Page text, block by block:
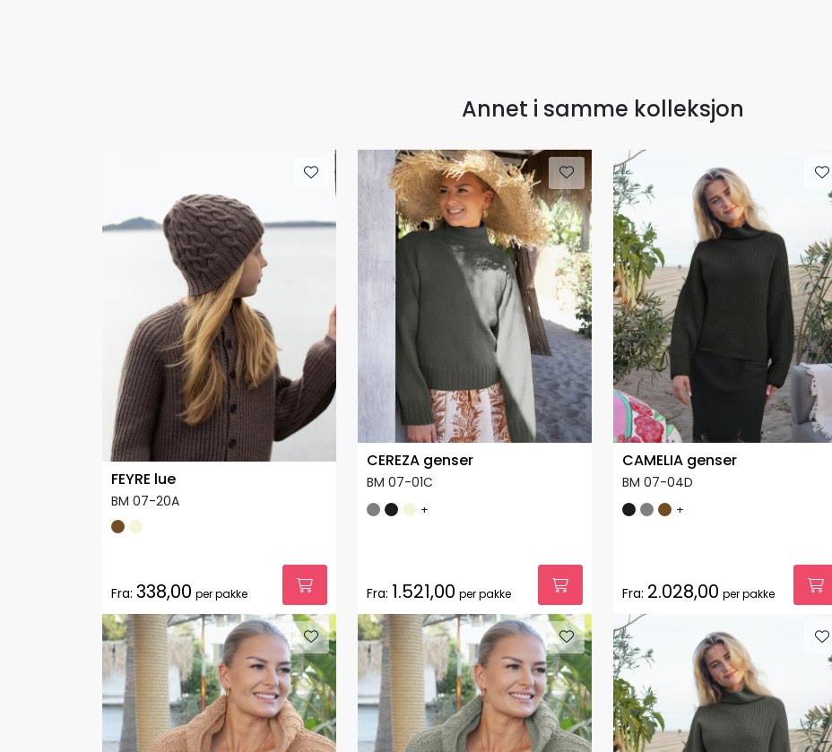
Annet i samme kolleksjon
FEYRE lue
BM 07-20A
Fra: 338,00 per pakke
CEREZA genser
BM 07-01C
+
Fra: 1.521,00 per pakke
CAMELIA genser
BM 07-04D
+
Fra: 2.028,00 per pakke